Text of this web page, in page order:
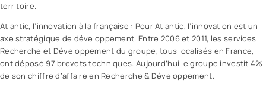
territoire.
Atlantic, l’innovation à la française : Pour Atlantic, l’innovation est un
axe stratégique de développement. Entre 2006 et 2011, les services
Recherche et Développement du groupe, tous localisés en France,
ont déposé 97 brevets techniques. Aujourd’hui le groupe investit 4%
de son chiffre d’affaire en Recherche & Développement.